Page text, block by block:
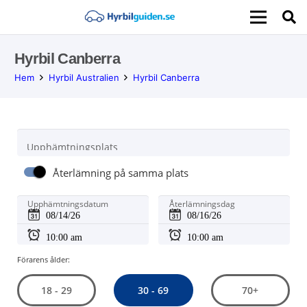
Hyrbil Canberra
Hem Hyrbil Australien Hyrbil Canberra
Upphämtningsplats
Återlämning på samma plats
Upphämtningsdatum Återlämningsdag
Förarens ålder:
18 - 29 30 - 69 70+